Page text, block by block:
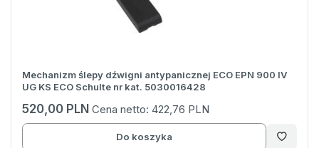
Mechanizm ślepy dźwigni antypanicznej ECO EPN 900 IV
UG KS ECO Schulte nr kat. 5030016428
520,00 PLN Cena netto: 422,76 PLN
Do koszyka